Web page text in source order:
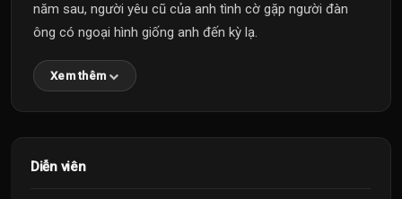
năm sau, người yêu cũ của anh tình cờ gặp người đàn
ông có ngoại hình giống anh đến kỳ lạ.
Xem thêm
Diễn viên